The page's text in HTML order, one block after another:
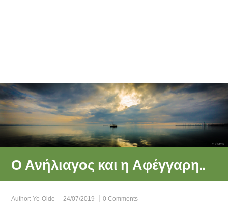
Ο Ανήλιαγος και η Αφέγγαρη..
Author:Ye-Olde 24/07/2019 0 Comments